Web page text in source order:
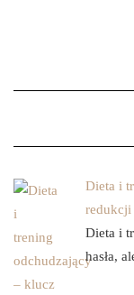
Dieta i
redukcji
Dieta i
hasła,